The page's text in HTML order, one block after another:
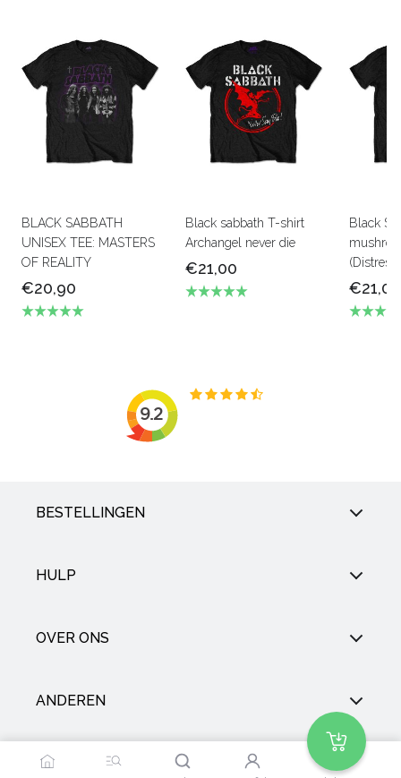
BLACK SABBATH
UNISEX TEE: MASTERS
OF REALITY
€20,90
Black sabbath T-shirt
Archangel never die
€21,00
Black
€21,00
BESTELLINGEN
HULP
OVER ONS
ANDEREN
SOCIAL